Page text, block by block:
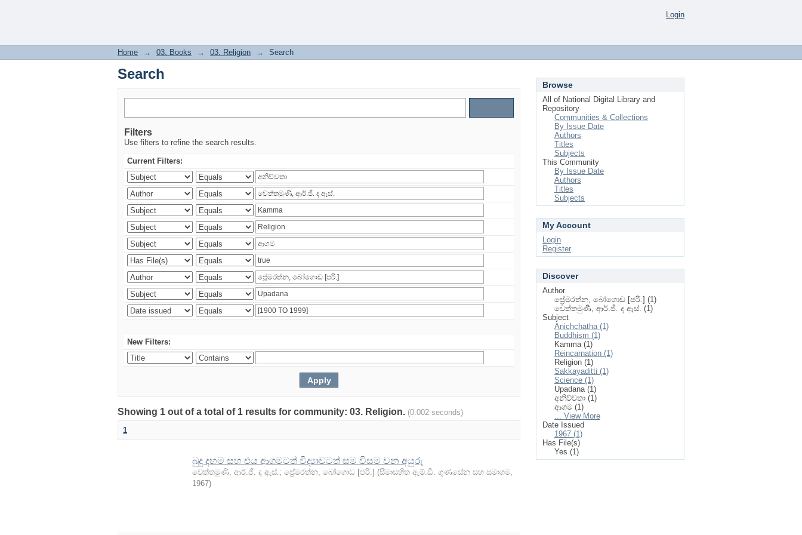
Login
Home → 03. Books → 03. Religion → Search
Search
Filters
Use filters to refine the search results.
Current Filters:
New Filters:
Showing 1 out of a total of 1 results for community: 03. Religion. (0.002 seconds)
1
බුදු දහම සහ එය ආගමටත් විද්‍යාවටත් සම විසම වන අයුරු
වෙත්තමුණි, ආර්.ජී. ද ඇස්.; ප්‍රේමරත්න, බෝගොඩ [පරි.] (සීමාසහිත ඇම්.ඩී. ගුණසේන සහ සමාගම,
1967)
Browse
All of National Digital Library and
Repository
Communities & Collections
By Issue Date
Authors
Titles
Subjects
This Community
By Issue Date
Authors
Titles
Subjects
My Account
Login
Register
Discover
Author
ප්‍රේමරත්න, බෝගොඩ [පරි.] (1)
වෙත්තමුණි, ආර්.ජී. ද ඇස්. (1)
Subject
Anichchatha (1)
Buddhism (1)
Kamma (1)
Reincarnation (1)
Religion (1)
Sakkayaditti (1)
Science (1)
Upadana (1)
අනිච්චතා (1)
ආගම (1)
... View More
Date Issued
1967 (1)
Has File(s)
Yes (1)